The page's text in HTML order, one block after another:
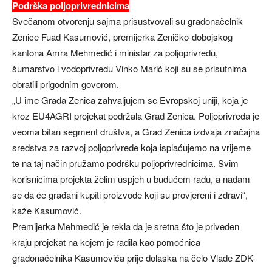
Podrška poljoprivrednicima
Svečanom otvorenju sajma prisustvovali su gradonačelnik
Zenice Fuad Kasumović, premijerka Zeničko-dobojskog
kantona Amra Mehmedić i ministar za poljoprivredu,
šumarstvo i vodoprivredu Vinko Marić koji su se prisutnima
obratili prigodnim govorom.
„U ime Grada Zenica zahvaljujem se Evropskoj uniji, koja je
kroz EU4AGRI projekat podržala Grad Zenica. Poljoprivreda je
veoma bitan segment društva, a Grad Zenica izdvaja značajna
sredstva za razvoj poljoprivrede koja isplaćujemo na vrijeme
te na taj način pružamo podršku poljoprivrednicima. Svim
korisnicima projekta želim uspjeh u budućem radu, a nadam
se da će građani kupiti proizvode koji su provjereni i zdravi“,
kaže Kasumović.
Premijerka Mehmedić je rekla da je sretna što je priveden
kraju projekat na kojem je radila kao pomoćnica
gradonačelnika Kasumovića prije dolaska na čelo Vlade ZDK-